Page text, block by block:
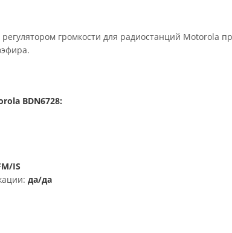
громкости для радиостанций Motorola
BDN6728:
IS
да/да